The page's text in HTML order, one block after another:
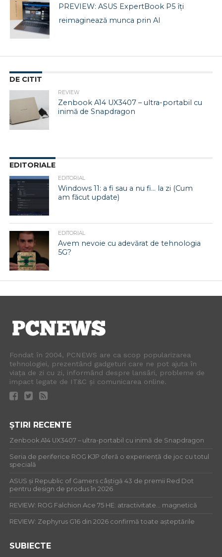
PREVIEW: ASUS ExpertBook P5 îți
reimaginează munca prin AI
DE CITIT
REVIEW
Zenbook A14 UX3407 – ultra-portabil cu
inimă de Snapdragon
EDITORIALE
EDITORIAL
Windows 11: a fi sau a nu fi… la zi (Cum
am făcut update)
EDITORIAL
Avem nevoie cu adevărat de tehnologia
5G?
Fondat în 2004, PCNEWS are ca scop popularizarea
tehnologiei, prezentând gadgeturi care ne pot ajuta în
viața de zi cu zi, informând despre lansări, probleme de
impact legate de IT&C și comunicarea online.
ȘTIRI RECENTE
Zenbook A14 UX3407 – ultra-portabil cu inimă de Snapdragon
Seria de periferice ROG KJP oferă o experiență de joc cu totul
specială
ASUS și Republic of Gamers câștigă 43 de premii Red Dot
pentru design de produs în 2026
REVIEW: ROG Falchion Ace 75 HE: atractivitate… magnetică
REVIEW: Zephyrus G16 din 2026 confirmă toate așteptările
SUBIECTE